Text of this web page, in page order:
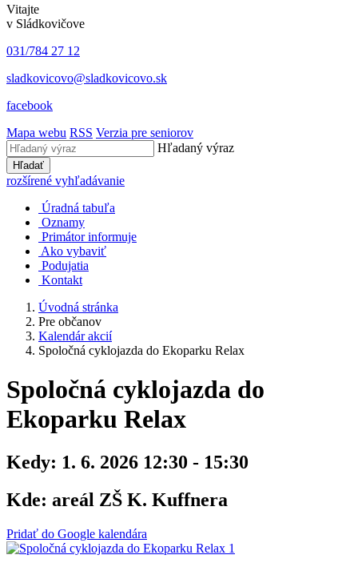
Vitajte
v Sládkovičove
031/784 27 12
sladkovicovo@sladkovicovo.sk
facebook
Mapa webu RSS Verzia pre seniorov
Hľadaný výraz
Hľadať
rozšírené vyhľadávanie
Úradná tabuľa
Oznamy
Primátor informuje
Ako vybaviť
Podujatia
Kontakt
Úvodná stránka
Pre občanov
Kalendár akcií
Spoločná cyklojazda do Ekoparku Relax
Spoločná cyklojazda do
Ekoparku Relax
Kedy: 1. 6. 2026 12:30 - 15:30
Kde: areál ZŠ K. Kuffnera
Pridať do Google kalendára